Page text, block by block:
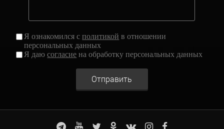
Я ознакомился сполитикой в отношении
персональных данных
Я даюсогласие на обработку персональных данных
Отправить